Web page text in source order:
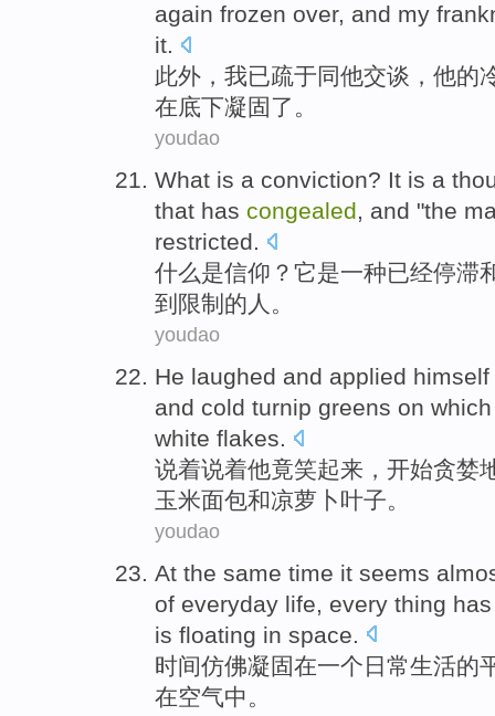
again frozen over, and my
it.
此外 ， 我已疏于同他交谈，他的
在底下凝固了。
youdao
What is a conviction? It is a
that has congealed, and "the
restricted.
什么是信仰 ？ 它是一种已经停滞
到限制 的人。
youdao
He laughed and applied
and cold turnip greens on
white flakes.
说着说着他竟笑起来，开始贪婪
玉米面包和凉萝卜叶子。
youdao
At the same time it seems
of everyday life every thing
is floating in space.
时间仿佛凝固在一个日常生活的
在空气中 。